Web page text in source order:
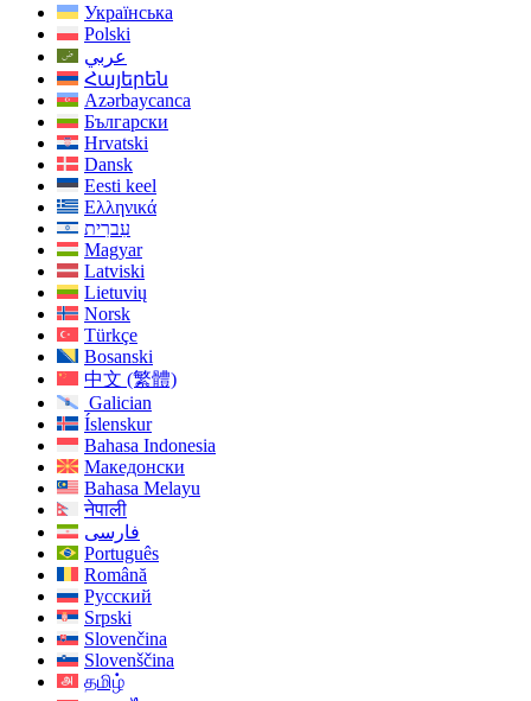
Українська
Polski
عربي
Հայերեն
Azərbaycanca
Български
Hrvatski
Dansk
Eesti keel
Ελληνικά
עִברִית
Magyar
Latviski
Lietuvių
Norsk
Türkçe
Bosanski
中文 (繁體)
Galician
Íslenskur
Bahasa Indonesia
Македонски
Bahasa Melayu
नेपाली
فارسی
Português
Română
Русский
Srpski
Slovenčina
Slovenščina
தமிழ்